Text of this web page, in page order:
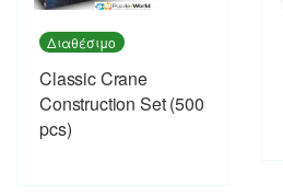
Διαθέσιμο
Classic Crane
Construction Set (500
pcs)